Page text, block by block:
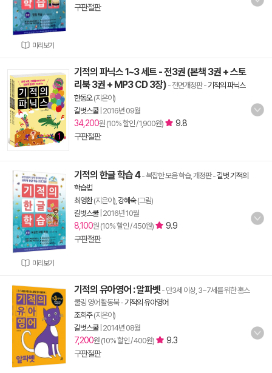
미리보기
구판절판
기적의 파닉스 1~3 세트 - 전3권 (본책 3권 + 스토
리북 3권 + MP3 CD 3장) - 전면개정판-기적의 파닉스
한동오(지은이)
길벗스쿨| 2016년 09월
34,200원 (10% 할인 / 1,900원)
9.8
구판절판
미리보기
기적의 한글 학습 4- 복잡한 모음 학습, 개정판-길벗 기적의
학습법
최영환(지은이), 강혜숙(그림)
길벗스쿨| 2016년 10월
8,100원 (10% 할인 / 450원)
9.9
구판절판
기적의 유아영어 : 알파벳 - 만3세 이상, 3~7세를 위한 홈스
쿨링 영어 활동북-기적의 유아영어
조희주(지은이)
길벗스쿨| 2014년 08월
7,200원 (10% 할인 / 400원)
9.3
구판절판